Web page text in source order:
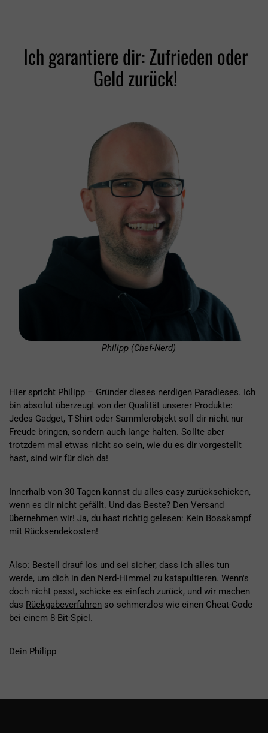
Ich garantiere dir: Zufrieden oder
Geld zurück!
Philipp (Chef-Nerd)
Hier spricht Philipp – Gründer dieses nerdigen Paradieses. Ich
bin absolut überzeugt von der Qualität unserer Produkte:
Jedes Gadget, T-Shirt oder Sammlerobjekt soll dir nicht nur
Freude bringen, sondern auch lange halten. Sollte aber
trotzdem mal etwas nicht so sein, wie du es dir vorgestellt
hast, sind wir für dich da!
Innerhalb von 30 Tagen kannst du alles easy zurückschicken,
wenn es dir nicht gefällt. Und das Beste? Den Versand
übernehmen wir! Ja, du hast richtig gelesen: Kein Bosskampf
mit Rücksendekosten!
Also: Bestell drauf los und sei sicher, dass ich alles tun
werde, um dich in den Nerd-Himmel zu katapultieren. Wenn's
doch nicht passt, schicke es einfach zurück, und wir machen
das Rückgabeverfahren so schmerzlos wie einen Cheat-Code
bei einem 8-Bit-Spiel.
Dein Philipp